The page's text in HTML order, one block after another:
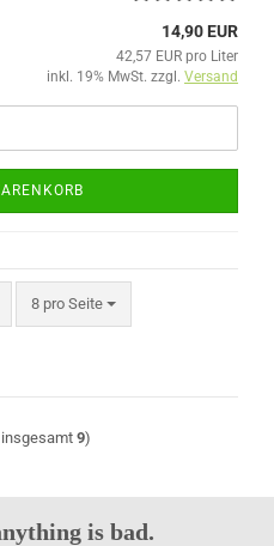
14,90 EUR
42,57 EUR pro Liter
inkl. 19% MwSt. zzgl. Versand
8 pro Seite
pro Seite
9)
is bad.